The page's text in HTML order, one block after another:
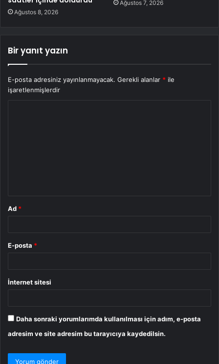
Ağustos 8, 2026
Ağustos 7, 2026
Bir yanıt yazın
E-posta adresiniz yayınlanmayacak. Gerekli alanlar * ile
işaretlenmişlerdir
Ad *
E-posta *
İnternet sitesi
Daha sonraki yorumlarımda kullanılması için adım, e-posta
adresim ve site adresim bu tarayıcıya kaydedilsin.